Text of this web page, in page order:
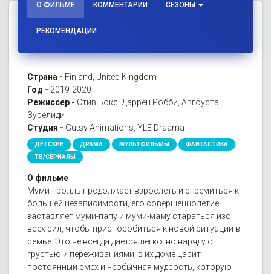
О ФИЛЬМЕ КОММЕНТАРИИ СЕЗОНЫ
РЕКОМЕНДАЦИИ
Страна - Finland, United Kingdom
Год - 2019-2020
Режиссер - Стив Бокс, Даррен Робби, Авгоуста
Зурелиди
Студия - Gutsy Animations, YLE Draama
ДЕТСКИЕ ДРАМА МУЛЬТФИЛЬМЫ
ФАНТАСТИКА
ТВ/СЕРИАЛЫ
О фильме
Муми-тролль продолжает взрослеть и стремиться к
большей независимости, его совершеннолетие
заставляет муми-папу и муми-маму стараться изо
всех сил, чтобы приспособиться к новой ситуации в
семье. Это не всегда дается легко, но наряду с
грустью и переживаниями, в их доме царит
постоянный смех и необычная мудрость, которую